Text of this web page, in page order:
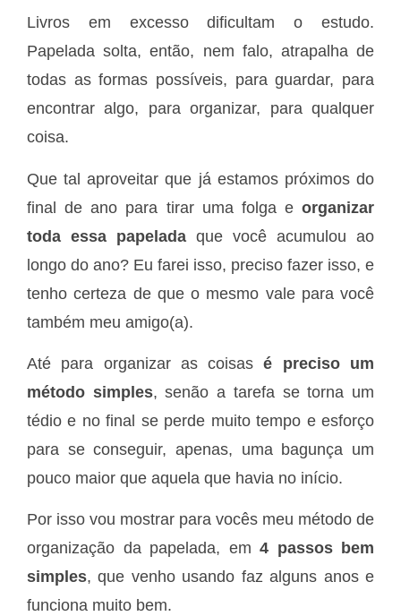
Livros em excesso dificultam o estudo.
Papelada solta, então, nem falo, atrapalha de
todas as formas possíveis, para guardar, para
encontrar algo, para organizar, para qualquer
coisa.
Que tal aproveitar que já estamos próximos do
final de ano para tirar uma folga e organizar
toda essa papelada que você acumulou ao
longo do ano? Eu farei isso, preciso fazer isso, e
tenho certeza de que o mesmo vale para você
também meu amigo(a).
Até para organizar as coisasé preciso um
método simples, senão a tarefa se torna um
tédio e no final se perde muito tempo e esforço
para se conseguir, apenas, uma bagunça um
pouco maior que aquela que havia no início.
Por isso vou mostrar para vocês meu método de
organização da papelada, em 4 passos bem
simples, que venho usando faz alguns anos e
funciona muito bem.